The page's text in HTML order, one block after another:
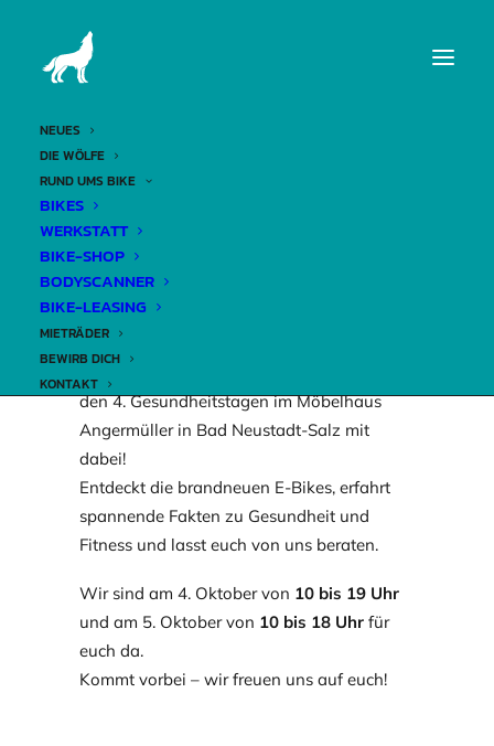
NEUES
DIE WÖLFE
RUND UMS BIKE
BIKES
WERKSTATT
BIKE-SHOP
BODYSCANNER
BIKE-LEASING
MIETRÄDER
BEWIRB DICH
KONTAKT
DERWOLF BEI DEN
GESUNDHEITSTAGEN
2. Oktober 2024
den 4. Gesundheitstagen im Möbelhaus
Angermüller in Bad Neustadt-Salz mit
dabei!
Entdeckt die brandneuen E-Bikes, erfahrt
spannende Fakten zu Gesundheit und
Fitness und lasst euch von uns beraten.
Wir sind am 4. Oktober von 10 bis 19 Uhr
und am 5. Oktober von 10 bis 18 Uhr für
euch da.
Kommt vorbei – wir freuen uns auf euch!